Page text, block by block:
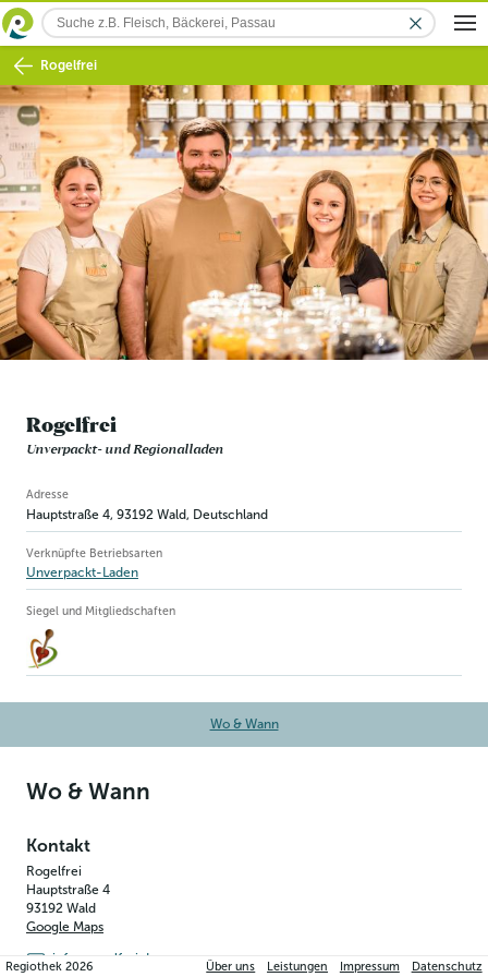
Rogelfrei
Rogelfrei
Unverpackt- und Regionalladen
Betriebsinformation
Adresse
Hauptstraße 4, 93192 Wald, Deutschland
Verknüpfte Betriebsarten
Unverpackt-Laden
Siegel und Mitgliedschaften
Wo & Wann
Wo & Wann
Kontakt
Rogelfrei
Hauptstraße 4
93192 Wald
Google Maps
info@rogelfrei.de
Regiothek2026 Über uns Leistungen Impressum Datenschutz